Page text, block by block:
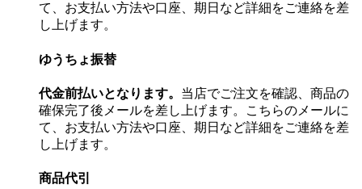
て、お支払い方法や口座、期日など詳細をご連絡を差
し上げます。
ゆうちょ振替
代金前払いとなります。 当店でご注文を確認、商品の
確保完了後メールを差し上げます。こちらのメールに
て、お支払い方法や口座、期日など詳細をご連絡を差
し上げます。
商品代引